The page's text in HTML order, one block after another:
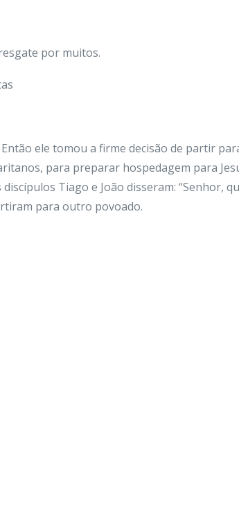
por muitos.
ele tomou a firme decisão de partir
para preparar hospedagem para
Tiago e João disseram: “Senhor,
para outro povoado.